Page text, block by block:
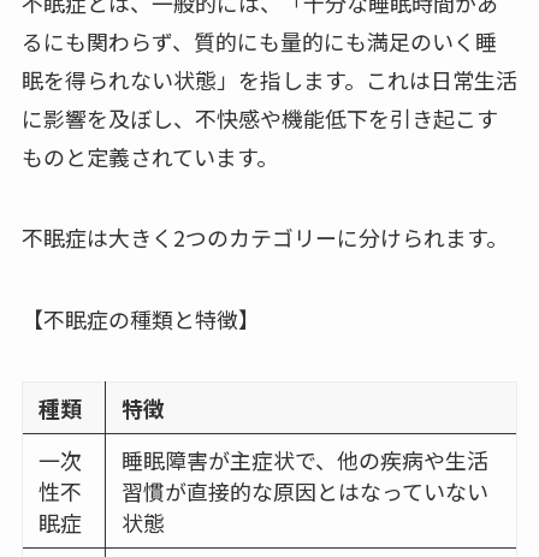
るにも関わらず、質的にも量的にも満足のいく睡
眠を得られない状態」を指します。これは日常生活
に影響を及ぼし、不快感や機能低下を引き起こす
ものと定義されています。
不眠症は大きく2つのカテゴリーに分けられます。
【不眠症の種類と特徴】
種類
特徴
一次
性不
眠症
睡眠障害が主症状で、他の疾病や生活
習慣が直接的な原因とはなっていない
状態